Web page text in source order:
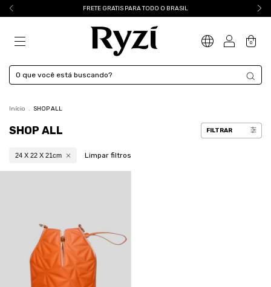
FRETE GRATIS PARA TODO O BRASIL
0
Início . SHOP ALL
SHOP ALL FILTRAR
24 X 22 X 21cm Limpar filtros